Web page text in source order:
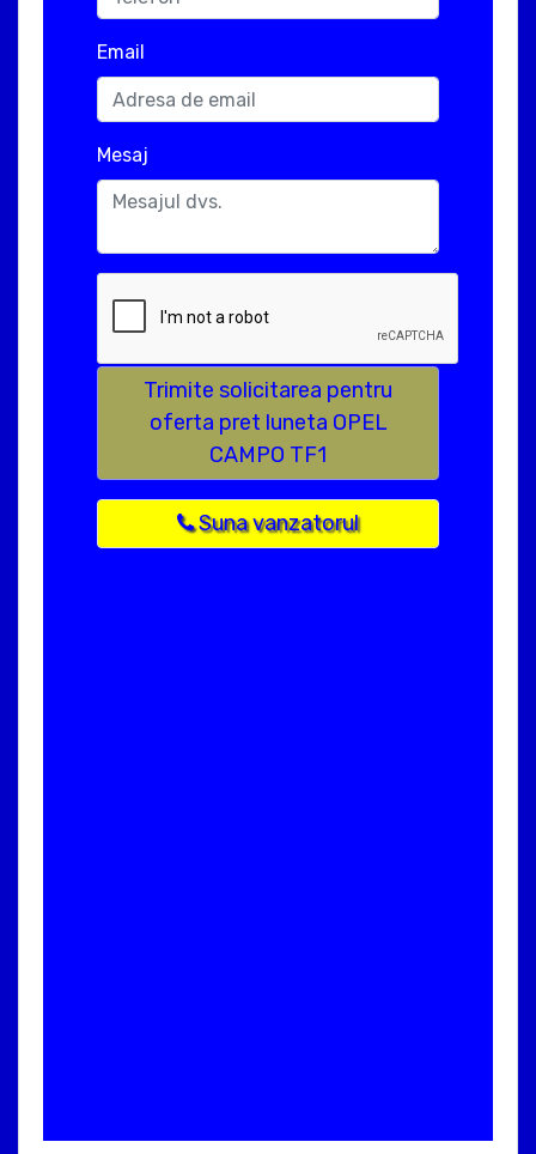
Email
Mesaj
Trimite solicitarea pentru
oferta pret luneta OPEL
CAMPO TF1
Suna vanzatorul